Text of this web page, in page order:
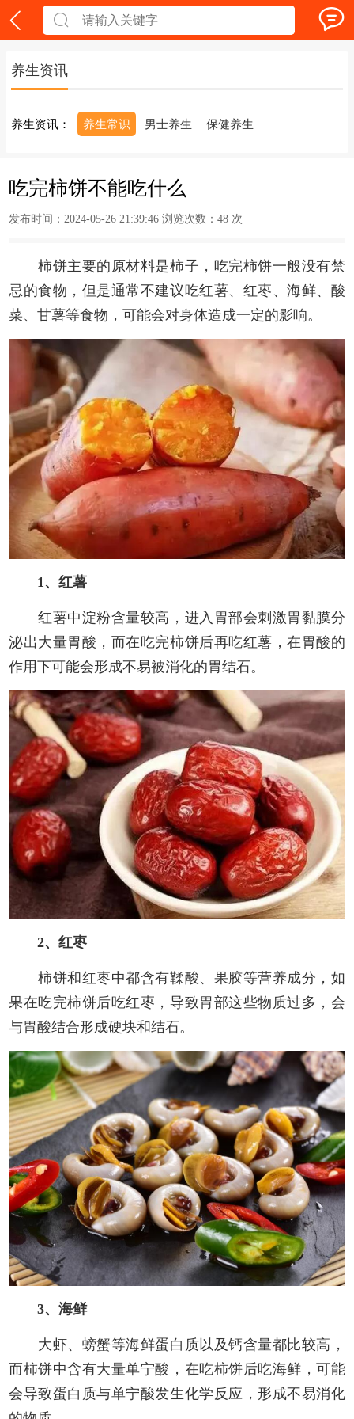
养生资讯
养生资讯： 养生常识 男士养生 保健养生
吃完柿饼不能吃什么
发布时间：2024-05-26 21:39:46 浏览次数：48 次
柿饼主要的原材料是柿子，吃完柿饼一般没有禁
忌的食物，但是通常不建议吃红薯、红枣、海鲜、酸
菜、甘薯等食物，可能会对身体造成一定的影响。
1、红薯
红薯中淀粉含量较高，进入胃部会刺激胃黏膜分
泌出大量胃酸，而在吃完柿饼后再吃红薯，在胃酸的
作用下可能会形成不易被消化的胃结石。
2、红枣
柿饼和红枣中都含有鞣酸、果胶等营养成分，如
果在吃完柿饼后吃红枣，导致胃部这些物质过多，会
与胃酸结合形成硬块和结石。
3、海鲜
大虾、螃蟹等海鲜蛋白质以及钙含量都比较高，
而柿饼中含有大量单宁酸，在吃柿饼后吃海鲜，可能
会导致蛋白质与单宁酸发生化学反应，形成不易消化